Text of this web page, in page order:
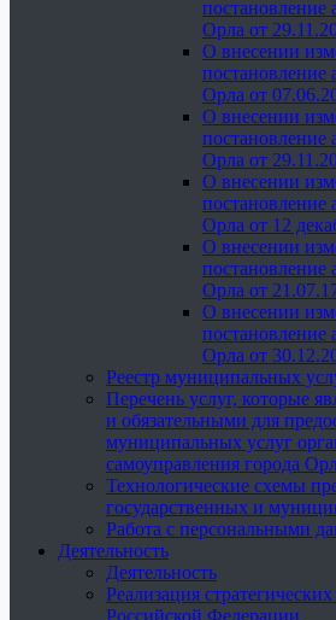
постановление
Орла от
О внесении
постановление
Орла от
О внесении
постановление
Орла от
О внесении
постановление
Орла от 12
О внесении
постановление
Орла от
О внесении
постановление
Орла от
Реестр муниципальных
Перечень услуг, которые
и обязательными для
муниципальных услуг
самоуправления города
Технологические схемы
государственных и
Работа с персональными
Деятельность
Деятельность
Реализация
Российской Федерации